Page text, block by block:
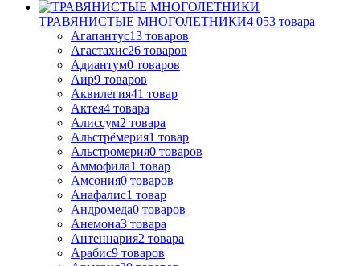
ТРАВЯНИСТЫЕ МНОГОЛЕТНИКИ4 053 товара
Агапантус13 товаров
Агастахис26 товаров
Адиантум0 товаров
Аир9 товаров
Аквилегия41 товар
Актея4 товара
Алиссум2 товара
Альстрёмерия1 товар
Альстромерия0 товаров
Аммофила1 товар
Амсония0 товаров
Анафалис1 товар
Андромеда0 товаров
Анемона3 товара
Антеннария2 товара
Арабис9 товаров